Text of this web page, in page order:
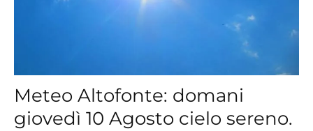
Meteo Altofonte: domani
giovedì 10 Agosto cielo sereno.